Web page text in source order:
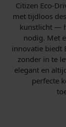
Citizen Eco-
met tijdloos
kunstlicht —
nodig. Met
innovatie biedt
zonder in te
elegant en
perfecte